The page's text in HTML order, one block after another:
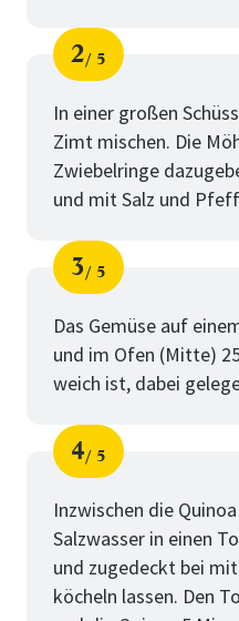
Schritt
2
von
5
In einer großen
Zimt mischen. Die
Zwiebelringe
und mit Salz und
Schritt
3
von
5
Das Gemüse auf
und im Ofen (Mitte)
weich ist, dabei
Schritt
4
von
5
Inzwischen die
Salzwasser in einen
und zugedeckt bei
köcheln lassen. Den